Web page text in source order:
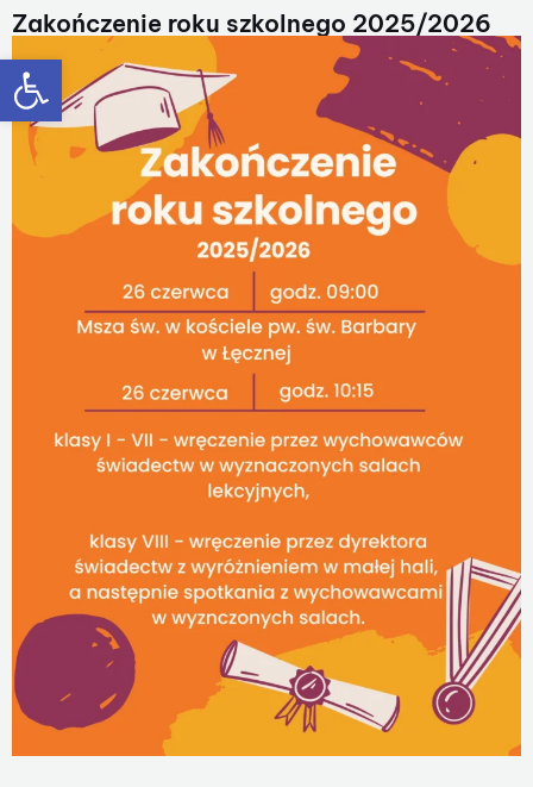
Otwórz pasek narzędzi
Zakończenie roku szkolnego 2025/2026